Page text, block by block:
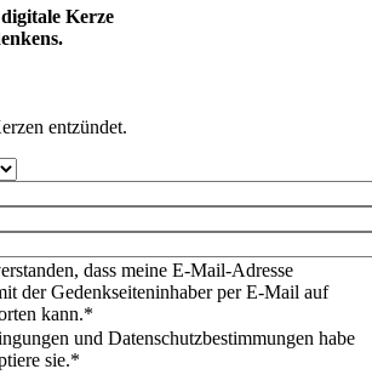
Kerze
entzündet.
wählen
Sie
aus
dass meine E-Mail-Adresse
der Gedenkseiteninhaber per E-Mail auf
kann.
und Datenschutzbestimmungen habe
sie.